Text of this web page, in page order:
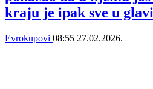
kraju je ipak sve u
Evrokupovi 08:55 27.02.2026.